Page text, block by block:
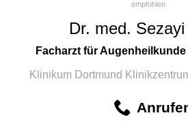
Dr. med.
Facharzt für Augenheilkunde
Klinikum Dortmund